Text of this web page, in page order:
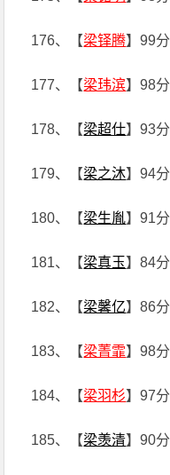
176、【梁铎腾】99分
177、【梁玮滨】98分
178、【梁超仕】93分
179、【梁之沐】94分
180、【梁生胤】91分
181、【梁真玉】84分
182、【梁馨亿】86分
183、【梁菁霏】98分
184、【梁羽杉】97分
185、【梁羡清】90分